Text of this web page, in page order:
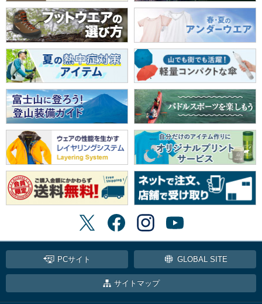
PCサイト GLOBAL SITE
サイトマップ